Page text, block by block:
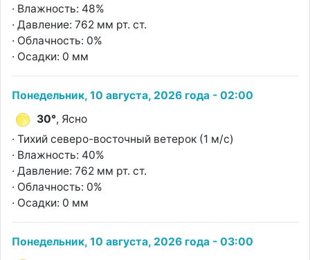
· Влажность: 48%
· Давление: 762 мм рт. ст.
· Облачность: 0%
· Осадки: 0 мм
Понедельник, 10 августа, 2026 года - 02:00
30°, Ясно
· Тихий северо-восточный ветерок (1 м/с)
· Влажность: 40%
· Давление: 762 мм рт. ст.
· Облачность: 0%
· Осадки: 0 мм
Понедельник, 10 августа, 2026 года - 03:00